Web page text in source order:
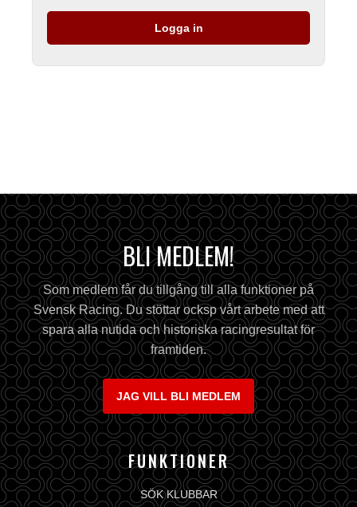
Logga in
BLI MEDLEM!
Som medlem får du tillgång till alla funktioner på
Svensk Racing. Du stöttar ocksp vårt arbete med att
spara alla nutida och historiska racingresultat för
framtiden.
JAG VILL BLI MEDLEM
FUNKTIONER
SÖK KLUBBAR